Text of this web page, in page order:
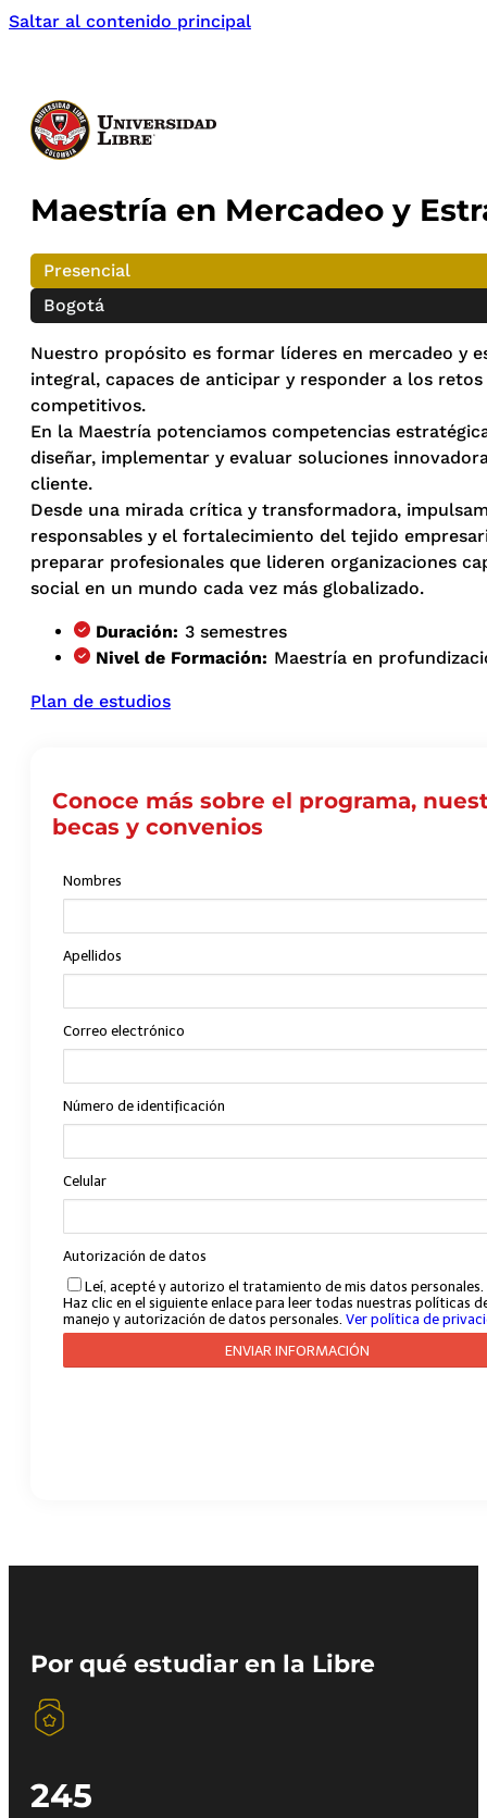
Saltar al contenido principal
Maestría en Mercadeo y
Presencial
Bogotá
Nuestro propósito es formar líderes en mercadeo y
integral, capaces de anticipar y responder a los
competitivos.
En la Maestría potenciamos competencias
diseñar, implementar y evaluar soluciones
cliente.
Desde una mirada crítica y transformadora,
responsables y el fortalecimiento del tejido
preparar profesionales que lideren organizaciones
social en un mundo cada vez más globalizado.
Duración: 3 semestres
Nivel de Formación: Maestría en
Plan de estudios
Conoce más sobre el programa,
becas y convenios
Por qué estudiar en la Libre
245